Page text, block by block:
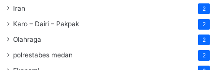
Iran 2
Karo – Dairi – Pakpak 2
Olahraga 2
polrestabes medan 2